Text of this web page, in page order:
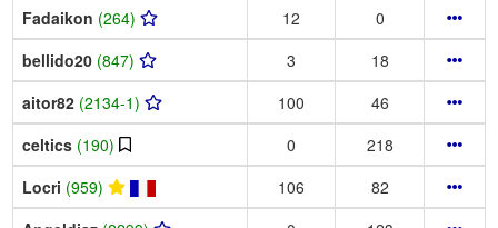
Fadaikon (264) 12
0
bellido20 (847) 3
18
aitor82 (2134-1) 100
46
celtics (190) 0
218
Locri (959) 106
82